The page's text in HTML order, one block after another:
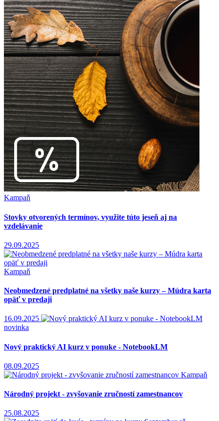
Kampaň
Stovky otvorených termínov, využite túto jeseň aj na
vzdelávanie
29.09.2025
Kampaň
Neobmedzené predplatné na všetky naše kurzy – Múdra karta
opäť v predaji
16.09.2025
novinka
Nový praktický AI kurz v ponuke - NotebookLM
08.09.2025
Kampaň
Národný projekt - zvyšovanie zručností zamestnancov
25.08.2025